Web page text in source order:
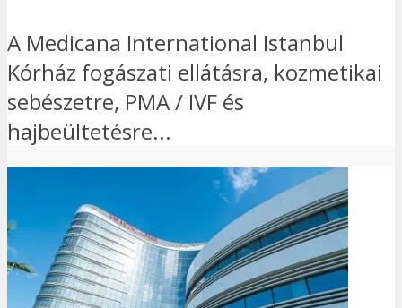
A Medicana International Istanbul
Kórház fogászati ellátásra, kozmetikai
sebészetre, PMA / IVF és
hajbeültetésre...